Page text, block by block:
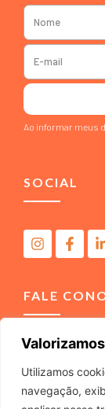
Utilizamos
navegação,
Ao informar meus
SOCIAL
FALE
(11) 4040-3666